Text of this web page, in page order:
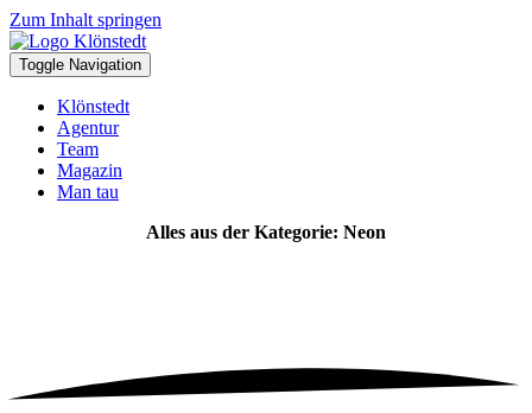
Zum Inhalt springen
Toggle Navigation
Klönstedt
Agentur
Team
Magazin
Man tau
Alles aus der Kategorie: Neon